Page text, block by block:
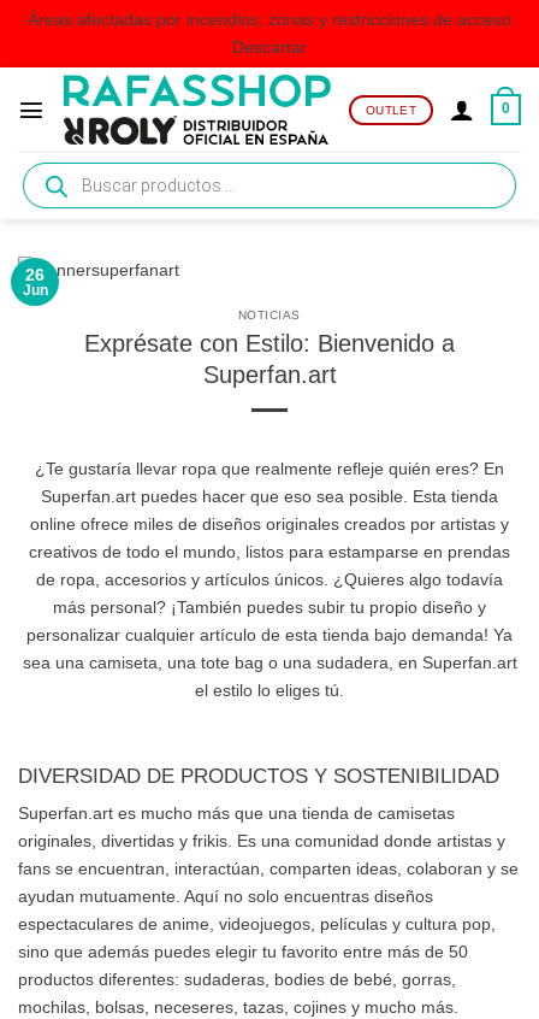
Áreas afectadas por incendios, zonas y restricciones de acceso
Descartar
contenido
OUTLET 0
Búsqueda
de
productos
26
Jun
NOTICIAS
Exprésate con Estilo: Bienvenido a
Superfan.art
¿Te gustaría llevar ropa que realmente refleje quién eres? En
Superfan.art puedes hacer que eso sea posible. Esta tienda
online ofrece miles de diseños originales creados por artistas y
creativos de todo el mundo, listos para estamparse en prendas
de ropa, accesorios y artículos únicos. ¿Quieres algo todavía
más personal? ¡También puedes subir tu propio diseño y
personalizar cualquier artículo de esta tienda bajo demanda! Ya
sea una camiseta, una tote bag o una sudadera, en Superfan.art
el estilo lo eliges tú.
DIVERSIDAD DE PRODUCTOS Y SOSTENIBILIDAD
Superfan.art es mucho más que una tienda de camisetas
originales, divertidas y frikis. Es una comunidad donde artistas y
fans se encuentran, interactúan, comparten ideas, colaboran y se
ayudan mutuamente. Aquí no solo encuentras diseños
espectaculares de anime, videojuegos, películas y cultura pop,
sino que además puedes elegir tu favorito entre más de 50
productos diferentes: sudaderas, bodies de bebé, gorras,
mochilas, bolsas, neceseres, tazas, cojines y mucho más.